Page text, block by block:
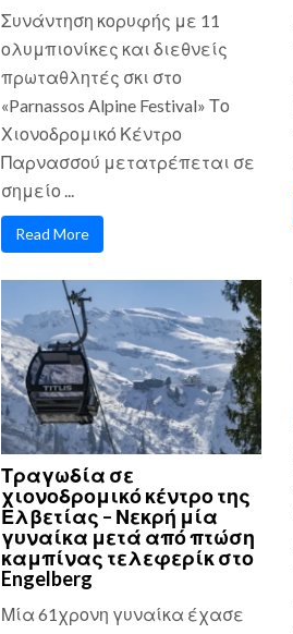
Συνάντηση κορυφής με 11
ολυμπιονίκες και διεθνείς
πρωταθλητές σκι στο
«Parnassos Alpine Festival» Το
Χιονοδρομικό Κέντρο
Παρνασσού μετατρέπεται σε
σημείο ...
Read More
Τραγωδία σε
χιονοδρομικό κέντρο της
Ελβετίας – Νεκρή μία
γυναίκα μετά από πτώση
καμπίνας τελεφερίκ στο
Engelberg
Μία 61χρονη γυναίκα έχασε